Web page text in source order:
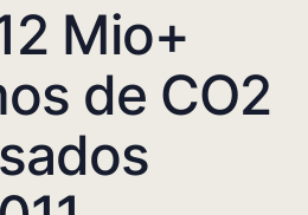
Mio+
de CO2